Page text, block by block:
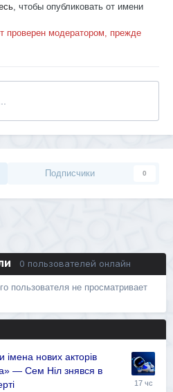
, чтобы опубликовать от имени
проверен модератором, прежде
Подписчики 0
0 пользователей онлайн
пользователя не просматривает
нових акторів
— Сем Ніл знявся в